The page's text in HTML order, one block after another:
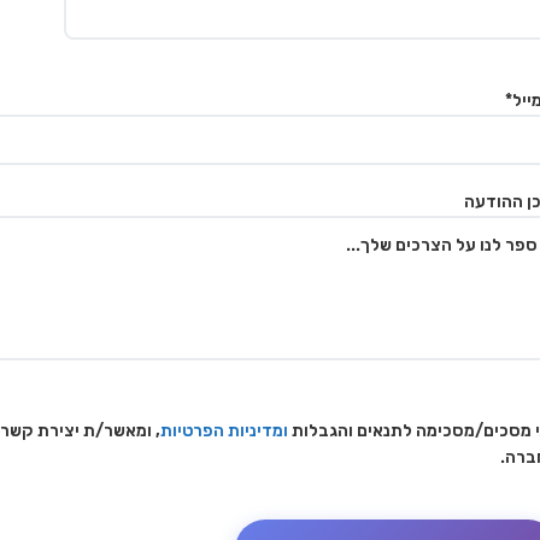
ההודעה
מסכים/מסכימה לתנאים והגבלות ומדיניות הפרטיות, ומאשר/ת יצירת